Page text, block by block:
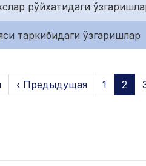
рўйхатидаги
таркибидаги ўзгаришлар
‹ Предыдущая 1 2